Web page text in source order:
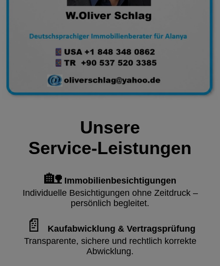
Unsere
Service‑Leistungen
🏡 Immobilienbesichtigungen
Individuelle Besichtigungen ohne Zeitdruck –
persönlich begleitet.
📄
Kaufabwicklung & Vertragsprüfung
Transparente, sichere und rechtlich korrekte
Abwicklung.